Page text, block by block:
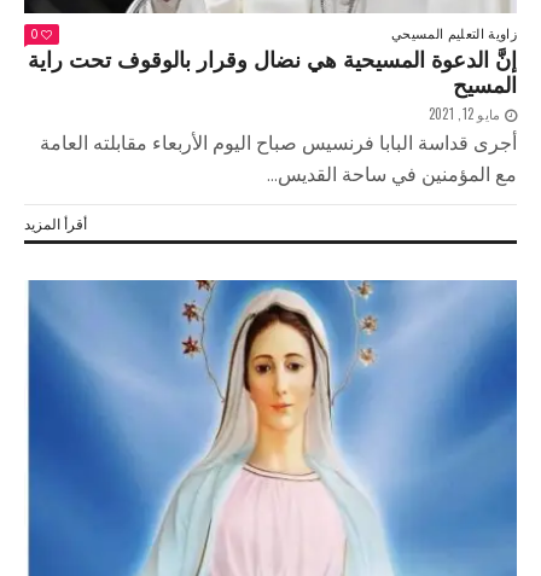
زاوية التعليم المسيحي 0
إنَّ الدعوة المسيحية هي نضال وقرار بالوقوف تحت راية
المسيح
مايو 12, 2021
أجرى قداسة البابا فرنسيس صباح اليوم الأربعاء مقابلته العامة
مع المؤمنين في ساحة القديس...
أقرأ المزيد